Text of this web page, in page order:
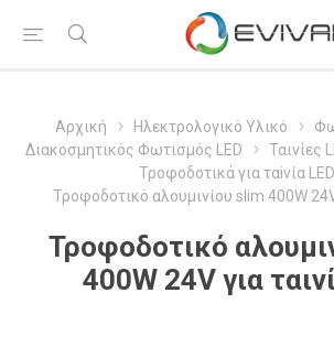
Αρχική Ηλεκτρολογικό Υλικό
Διακοσμητικός Φωτισμός LED
Ταινίες
Τροφοδοτικά για ταiνία LED
Τροφοδοτικό αλουμινίου slim 400W 24V
Τροφοδοτικό
400W 24V για